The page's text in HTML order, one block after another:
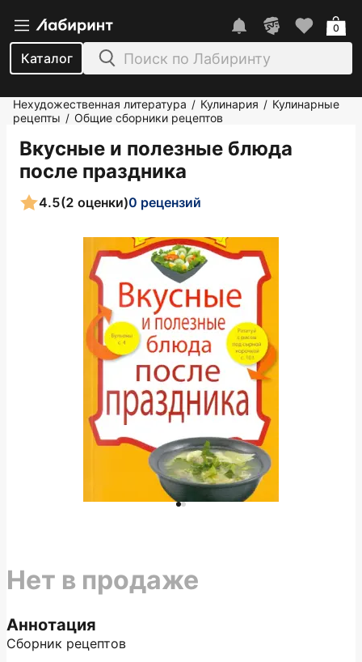
Каталог
0
Нехудожественная литература / Кулинария / Кулинарные
рецепты / Общие сборники рецептов
Вкусные и полезные блюда
после праздника
4.5(2 оценки)0 рецензий
Аннотация
Сборник рецептов
Нет в продаже